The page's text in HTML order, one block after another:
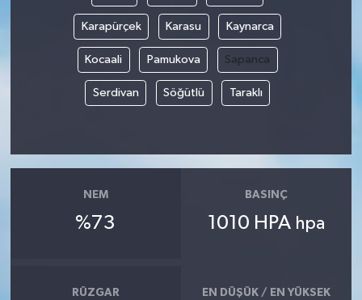
Karapürçek Karasu Kaynarca
Kocaali Pamukova Sapanca
Serdivan Söğütlü Taraklı
NEM
%73
BASINÇ
1010 HPA hpa
RÜZGAR EN DÜŞÜK / EN YÜKSEK